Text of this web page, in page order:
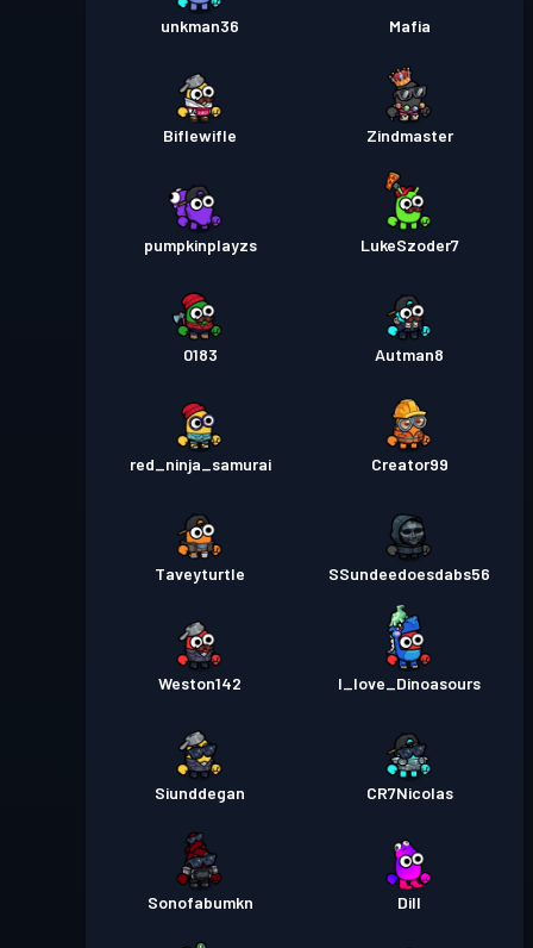
unkman36 Mafia
Biflewifle Zindmaster
pumpkinplayzs LukeSzoder7
0183 Autman8
red_ninja_samurai Creator99
Taveyturtle SSundeedoesdabs56
Weston142 I_love_Dinoasours
Siunddegan CR7Nicolas
Sonofabumkn Dill